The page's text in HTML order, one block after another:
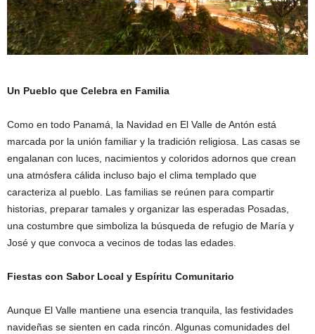
Un Pueblo que Celebra en Familia
Como en todo Panamá, la Navidad en El Valle de Antón está
marcada por la unión familiar y la tradición religiosa. Las casas se
engalanan con luces, nacimientos y coloridos adornos que crean
una atmósfera cálida incluso bajo el clima templado que
caracteriza al pueblo. Las familias se reúnen para compartir
historias, preparar tamales y organizar las esperadas Posadas,
una costumbre que simboliza la búsqueda de refugio de María y
José y que convoca a vecinos de todas las edades.
Fiestas con Sabor Local y Espíritu Comunitario
Aunque El Valle mantiene una esencia tranquila, las festividades
navideñas se sienten en cada rincón. Algunas comunidades del